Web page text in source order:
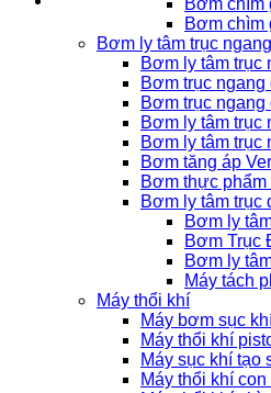
Bơm chìm
Bơm chìm
Bơm ly tâm trục ngang
Bơm ly tâm trục
Bơm trục ngang
Bơm trục ngang
Bơm ly tâm trục
Bơm ly tâm trục
Bơm tăng áp
Bơm thực phẩm
Bơm ly tâm trục
Bơm ly
Bơm Trục
Bơm ly
Máy tách
Máy thổi khí
Máy bơm sục
Máy thổi khí
Máy sục khí tạo
Máy thổi khí con